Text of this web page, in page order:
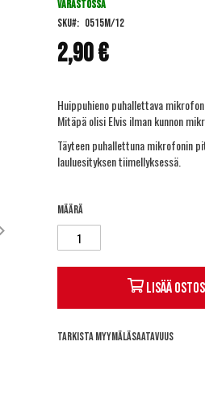
2,90 €
VARASTOSSA
SKU
0515M/12
Huippuhieno puhallettava
Mitäpä olisi Elvis ilman kunnon
Täyteen puhallettuna mikrofonin
lauluesityksen tiimellyksessä.
Määrä
Lisää
Tarkista myymäläsaatavuus